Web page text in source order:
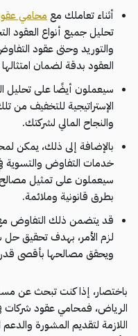
أثناء تعاملك مع محامي
تحليل جميع أنواع العقود
والتوريد وحتى عقود
العقود بدقة لضمان
سيعملون أيضًا على تحليل
الإستراتيجية للتخفيف من
والنجاح المالي لشركتك.
بالإضافة إلى ذلك، يمكن
خدمات التفاوض والتسوية
سيعملون على تمثيل مصالح
بطرق قانونية وملائمة.
قد يتضمن ذلك التفاوض مع
لزم الأمر، بهدف تحقيق
ويحقق مصالحها بأقصى
باختصار، إذا كنت تبحث عن
الرياض، فمحامي عقود شركات
اللازمة لتقديم المشورة